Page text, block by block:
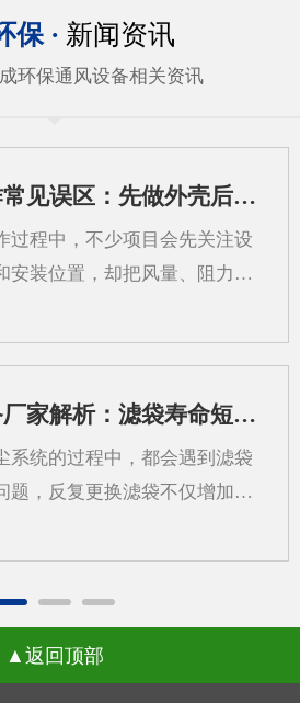
保 · 新闻资讯
环保通风设备相关资讯
除尘设备制作常见误区：先做外壳后算系统会带来哪些问题
过程中，不少项目会先关注设
安装位置，却把风量、阻力、
等系统参数放到后面。这样做
却容易在后期出现返工、适配
条件和工艺流程差异较大，
考虑除尘设备制作，而不是只
先做外壳后算系统，常见问题
受限，改动成本增加外壳定型
空间和设备进出方向往往被锁
武汉除尘设备厂家解析：滤袋寿命短，问题可能不在滤袋，而在气流分布
系统的过程中，都会遇到滤袋
题，反复更换滤袋不仅增加了
会打乱正常的生产节奏，武汉
跟进现场调试的过程中发现，
咎于滤袋本身的质量，反复更
始终没能改善状况。一、气流
高速冲刷当除尘设备内部气流
返回顶部